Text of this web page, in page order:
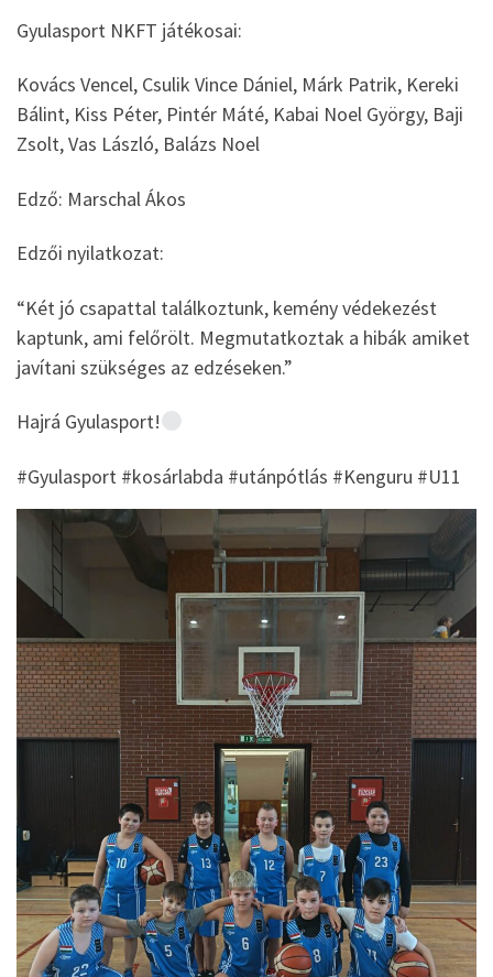
Gyulasport NKFT játékosai:
Kovács Vencel, Csulik Vince Dániel, Márk Patrik, Kereki
Bálint, Kiss Péter, Pintér Máté, Kabai Noel György, Baji
Zsolt, Vas László, Balázs Noel
Edző: Marschal Ákos
Edzői nyilatkozat:
“Két jó csapattal találkoztunk, kemény védekezést
kaptunk, ami felőrölt. Megmutatkoztak a hibák amiket
javítani szükséges az edzéseken.”
Hajrá Gyulasport!
#Gyulasport #kosárlabda #utánpótlás #Kenguru #U11